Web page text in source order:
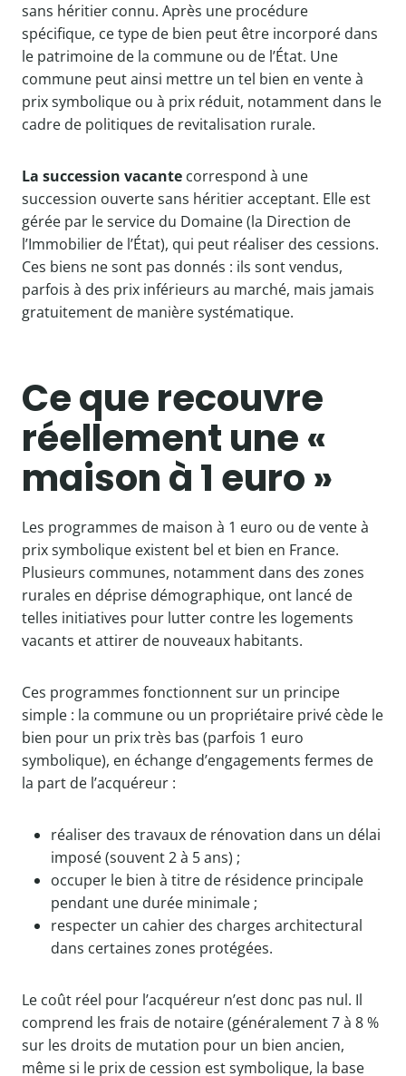
sans héritier connu. Après une procédure
spécifique, ce type de bien peut être incorporé dans
le patrimoine de la commune ou de l’État. Une
commune peut ainsi mettre un tel bien en vente à
prix symbolique ou à prix réduit, notamment dans le
cadre de politiques de revitalisation rurale.
La succession vacante correspond à une
succession ouverte sans héritier acceptant. Elle est
gérée par le service du Domaine (la Direction de
l’Immobilier de l’État), qui peut réaliser des cessions.
Ces biens ne sont pas donnés : ils sont vendus,
parfois à des prix inférieurs au marché, mais jamais
gratuitement de manière systématique.
Ce que recouvre
réellement une «
maison à 1 euro »
Les programmes de maison à 1 euro ou de vente à
prix symbolique existent bel et bien en France.
Plusieurs communes, notamment dans des zones
rurales en déprise démographique, ont lancé de
telles initiatives pour lutter contre les logements
vacants et attirer de nouveaux habitants.
Ces programmes fonctionnent sur un principe
simple : la commune ou un propriétaire privé cède le
bien pour un prix très bas (parfois 1 euro
symbolique), en échange d’engagements fermes de
la part de l’acquéreur :
réaliser des travaux de rénovation dans un délai
imposé (souvent 2 à 5 ans) ;
occuper le bien à titre de résidence principale
pendant une durée minimale ;
respecter un cahier des charges architectural
dans certaines zones protégées.
Le coût réel pour l’acquéreur n’est donc pas nul. Il
comprend les frais de notaire (généralement 7 à 8 %
sur les droits de mutation pour un bien ancien,
même si le prix de cession est symbolique, la base